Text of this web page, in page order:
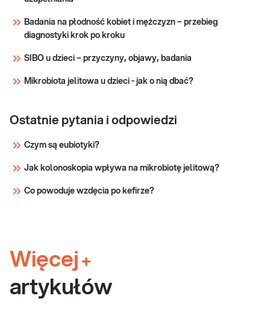
Badania na płodność kobiet i mężczyzn – przebieg
diagnostyki krok po kroku
SIBO u dzieci – przyczyny, objawy, badania
Mikrobiota jelitowa u dzieci - jak o nią dbać?
Ostatnie pytania i odpowiedzi
Czym są eubiotyki?
Jak kolonoskopia wpływa na mikrobiotę jelitową?
Co powoduje wzdęcia po kefirze?
Więcej +
artykułów